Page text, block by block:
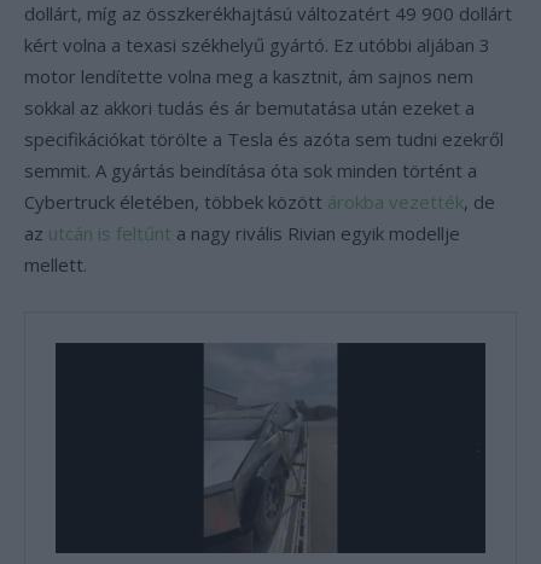
dollárt, míg az összkerékhajtású változatért 49 900 dollárt
kért volna a texasi székhelyű gyártó. Ez utóbbi aljában 3
motor lendítette volna meg a kasztnit, ám sajnos nem
sokkal az akkori tudás és ár bemutatása után ezeket a
specifikációkat törölte a Tesla és azóta sem tudni ezekről
semmit. A gyártás beindítása óta sok minden történt a
Cybertruck életében, többek között árokba vezették, de
az utcán is feltűnt a nagy rivális Rivian egyik modellje
mellett.